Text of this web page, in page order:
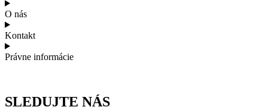
O nás
Kontakt
Právne informácie
SLEDUJTE NÁS